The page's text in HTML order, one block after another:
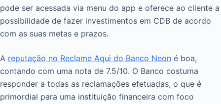
pode ser acessada via menu do app e oferece ao cliente a
possibilidade de fazer investimentos em CDB de acordo
com as suas metas e prazos.
A reputação no Reclame Aqui do Banco Neon é boa,
contando com uma nota de 7.5/10. O Banco costuma
responder a todas as reclamações efetuadas, o que é
primordial para uma instituição financeira com foco